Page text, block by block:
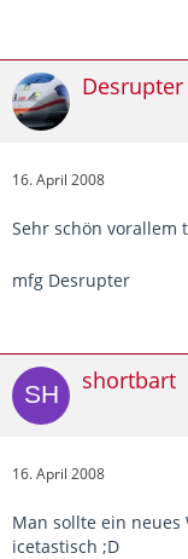
Desrupter
16. April 2008
Sehr schön vorallem
mfg Desrupter
shortbart
16. April 2008
Man sollte ein
icetastisch ;D